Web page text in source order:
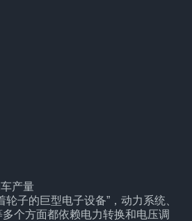
产量
轮子的巨型电子设备”，动力系统、
个方面都依赖电力转换和电压调